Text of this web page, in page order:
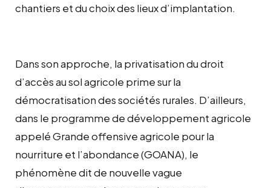
chantiers et du choix des lieux d’implantation.
Dans son approche, la privatisation du droit
d’accès au sol agricole prime sur la
démocratisation des sociétés rurales. D’ailleurs,
dans le programme de développement agricole
appelé Grande offensive agricole pour la
nourriture et l’abondance (GOANA), le
phénomène dit de nouvelle vague